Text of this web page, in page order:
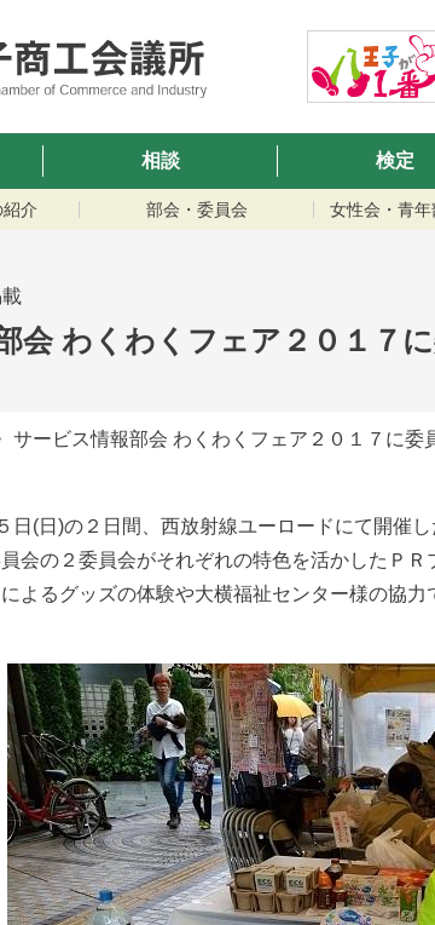
相談 検定
介 部会・委員会 女性会・青
会 わくわくフェア２０１７
サービス情報部会 わくわくフェア２０１７に委
日(日)の２日間、西放射線ユーロードにて開催
会の２委員会がそれぞれの特色を活かしたＰＲ
よるグッズの体験や大横福祉センター様の協